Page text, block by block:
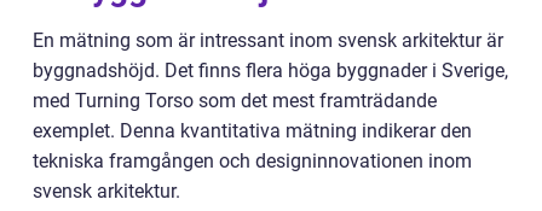
En mätning som är intressant inom svensk arkitektur är
byggnadshöjd. Det finns flera höga byggnader i Sverige,
med Turning Torso som det mest framträdande
exemplet. Denna kvantitativa mätning indikerar den
tekniska framgången och designinnovationen inom
svensk arkitektur.